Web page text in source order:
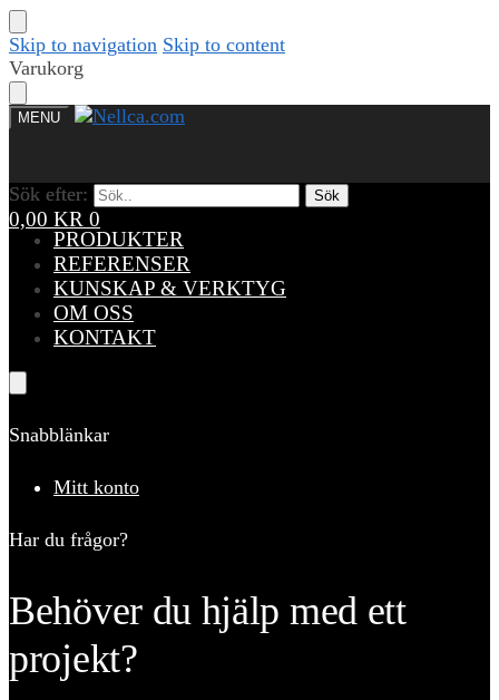
Skip to navigation Skip to content
Varukorg
MENU
Sök efter: Sök
0,00 KR 0
Sök efter: Sök
PRODUKTER
REFERENSER
KUNSKAP & VERKTYG
OM OSS
KONTAKT
Snabblänkar
Mitt konto
Har du frågor?
Behöver du hjälp med ett
projekt?